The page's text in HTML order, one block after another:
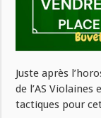
Juste après
de l’AS Violaines
tactiques pour